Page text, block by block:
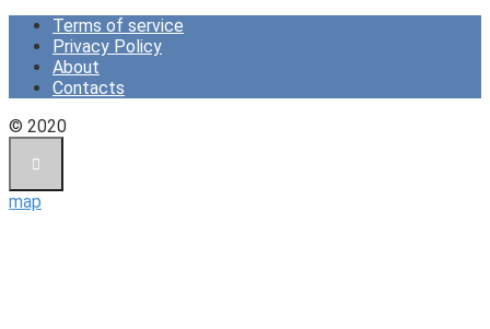
Terms of service
Privacy Policy
About
Contacts
© 2020
map